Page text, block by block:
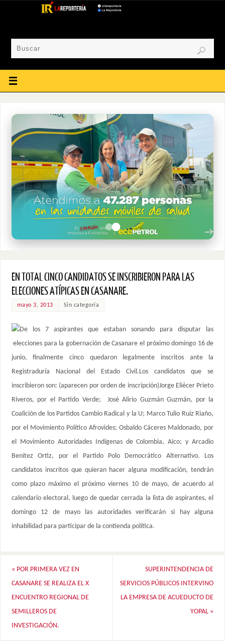
EN TOTAL CINCO CANDIDATOS SE INSCRIBIERON PARA LAS
ELECCIONES ATÍPICAS EN CASANARE.
mayo 3, 2013 Sin categoría
De los 7 aspirantes que estaban sonando para disputar las
elecciones para la gobernación de Casanare el próximo domingo 16 de
junio, finalmente cinco quedaron legalmente inscritos ante la
Registraduría Nacional del Estado Civil.Los candidatos que se
inscribieron son: (aparecen por orden de inscripción)Jorge Eliécer Prieto
Riveros, por el Partido Verde; José Alirio Guzmán Guzmán, por la
Coalición de los Partidos Cambio Radical y la U; Marco Tulio Ruiz Riaño,
por el Movimiento Político Afrovides; Osbaldo Cáceres Maldonado, por
el Movimiento Autoridades Indígenas de Colombia, Aico; y Arcadio
Benítez Ortiz, por el Partido Polo Democrático Alternativo. Los
candidatos inscritos que quieran hacer alguna modificación, tendrán
como plazo máximo el próximo viernes 10 de mayo, de acuerdo al
calendario electoral, luego de quedar cerrada la lista de aspirantes, el
domingo 12 de mayo las autoridades verificarán si hay alguna
inhabilidad para participar de la contienda política.
« POR PRIMERA VEZ EN
CASANARE SE REALIZA EL X
ENCUENTRO REGIONAL DE
SEMILLEROS DE
INVESTIGACIÓN.
SUPERINTENDENCIA DE
SERVICIOS PÚBLICOS INTERVINO
LA EMPRESA DE ACUEDUCTO DE
YOPAL »